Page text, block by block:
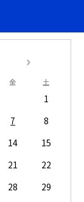
金 土
1
7
8
14
15
21
22
28
29